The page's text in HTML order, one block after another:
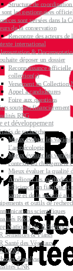
Structure de coordination
les gestionnaires
sont versées dans la
de la conservation
Rencontre des acteurs de
international
&
déposer un dossier
Reconnaissance officielle
collection(s)
Versement en Collection
Appel à candidatures
Foire aux questions
soutenus financièrement
RPG
et développement
de recherche
Mieux évaluer les variétés
l’agroécologie
Mieux évaluer les
contexte du changement
Mieux évaluer la qualité
Améliorer les méthodes
efficience, en fiabilité et
santé et de la sécurité au
et outils de
scientifiques
R&D
National de Référence
Semences & Plants
Santé des Végétaux
OGM
d’analyse
LNR